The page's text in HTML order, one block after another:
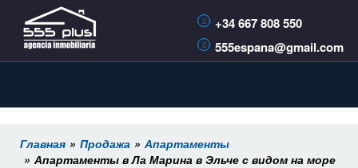
+34 667 808 550
555espana@gmail.com
Главная Продажа
Апартаменты
Апартаменты в Ла Марина в Эльче с видом на море